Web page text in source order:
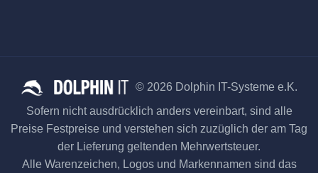
© 2026 Dolphin IT-Systeme e.K.
Sofern nicht ausdrücklich anders vereinbart, sind alle
Preise Festpreise und verstehen sich zuzüglich der am Tag
der Lieferung geltenden Mehrwertsteuer.
Alle Warenzeichen, Logos und Markennamen sind das